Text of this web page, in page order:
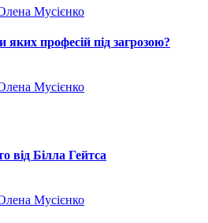
Мусієнко
професій під загрозою?
Мусієнко
від Білла Гейтса
Мусієнко